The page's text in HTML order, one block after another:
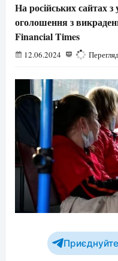
На російських сайтах
оголошення з
Financial Times
12.06.2024 552